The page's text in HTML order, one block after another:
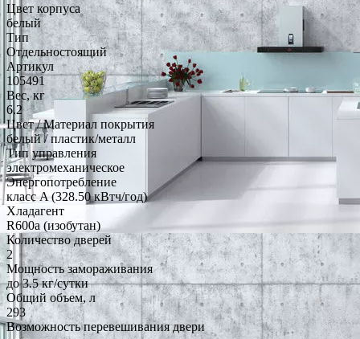
Цвет корпуса
белый
Тип
Отдельностоящий
Артикул
105491
Вес, кг
6.2
Цвет / Материал покрытия
белый / пластик/металл
Тип управления
электромеханическое
Энергопотребление
класс A (328.50 кВтч/год)
Хладагент
R600a (изобутан)
Количество дверей
2
Мощность замораживания
до 3.5 кг/cутки
Общий объем, л
293
Возможность перевешивания двери